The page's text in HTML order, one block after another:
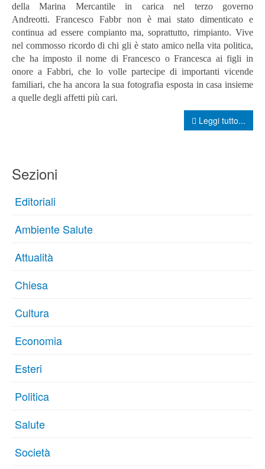
della Marina Mercantile in carica nel terzo governo
Andreotti. Francesco Fabbr non è mai stato dimenticato e
continua ad essere compianto ma, soprattutto, rimpianto. Vive
nel commosso ricordo di chi gli è stato amico nella vita politica,
che ha imposto il nome di Francesco o Francesca ai figli in
onore a Fabbri, che lo volle partecipe di importanti vicende
familiari, che ha ancora la sua fotografia esposta in casa insieme
a quelle degli affetti più cari.
Leggi tutto...
Sezioni
Editoriali
Ambiente Salute
Attualità
Chiesa
Cultura
Economia
Esteri
Politica
Salute
Società